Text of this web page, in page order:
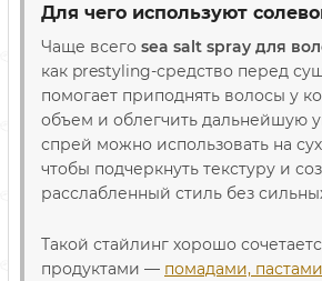
Для чего используют
Чаще всего sea salt spray для
как prestyling-средство перед
помогает приподнять волосы у
объем и облегчить дальнейшую
спрей можно использовать на
чтобы подчеркнуть текстуру и
расслабленный стиль без
Такой стайлинг хорошо
продуктами — помадами,